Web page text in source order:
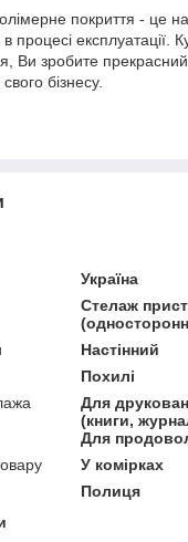
покриття - це
процесі експлуатації.
Ви зробите
бізнесу.
Україна
Стелаж
Настінний
Похилі
Для
(книги,
Для
У комірках
Полиця